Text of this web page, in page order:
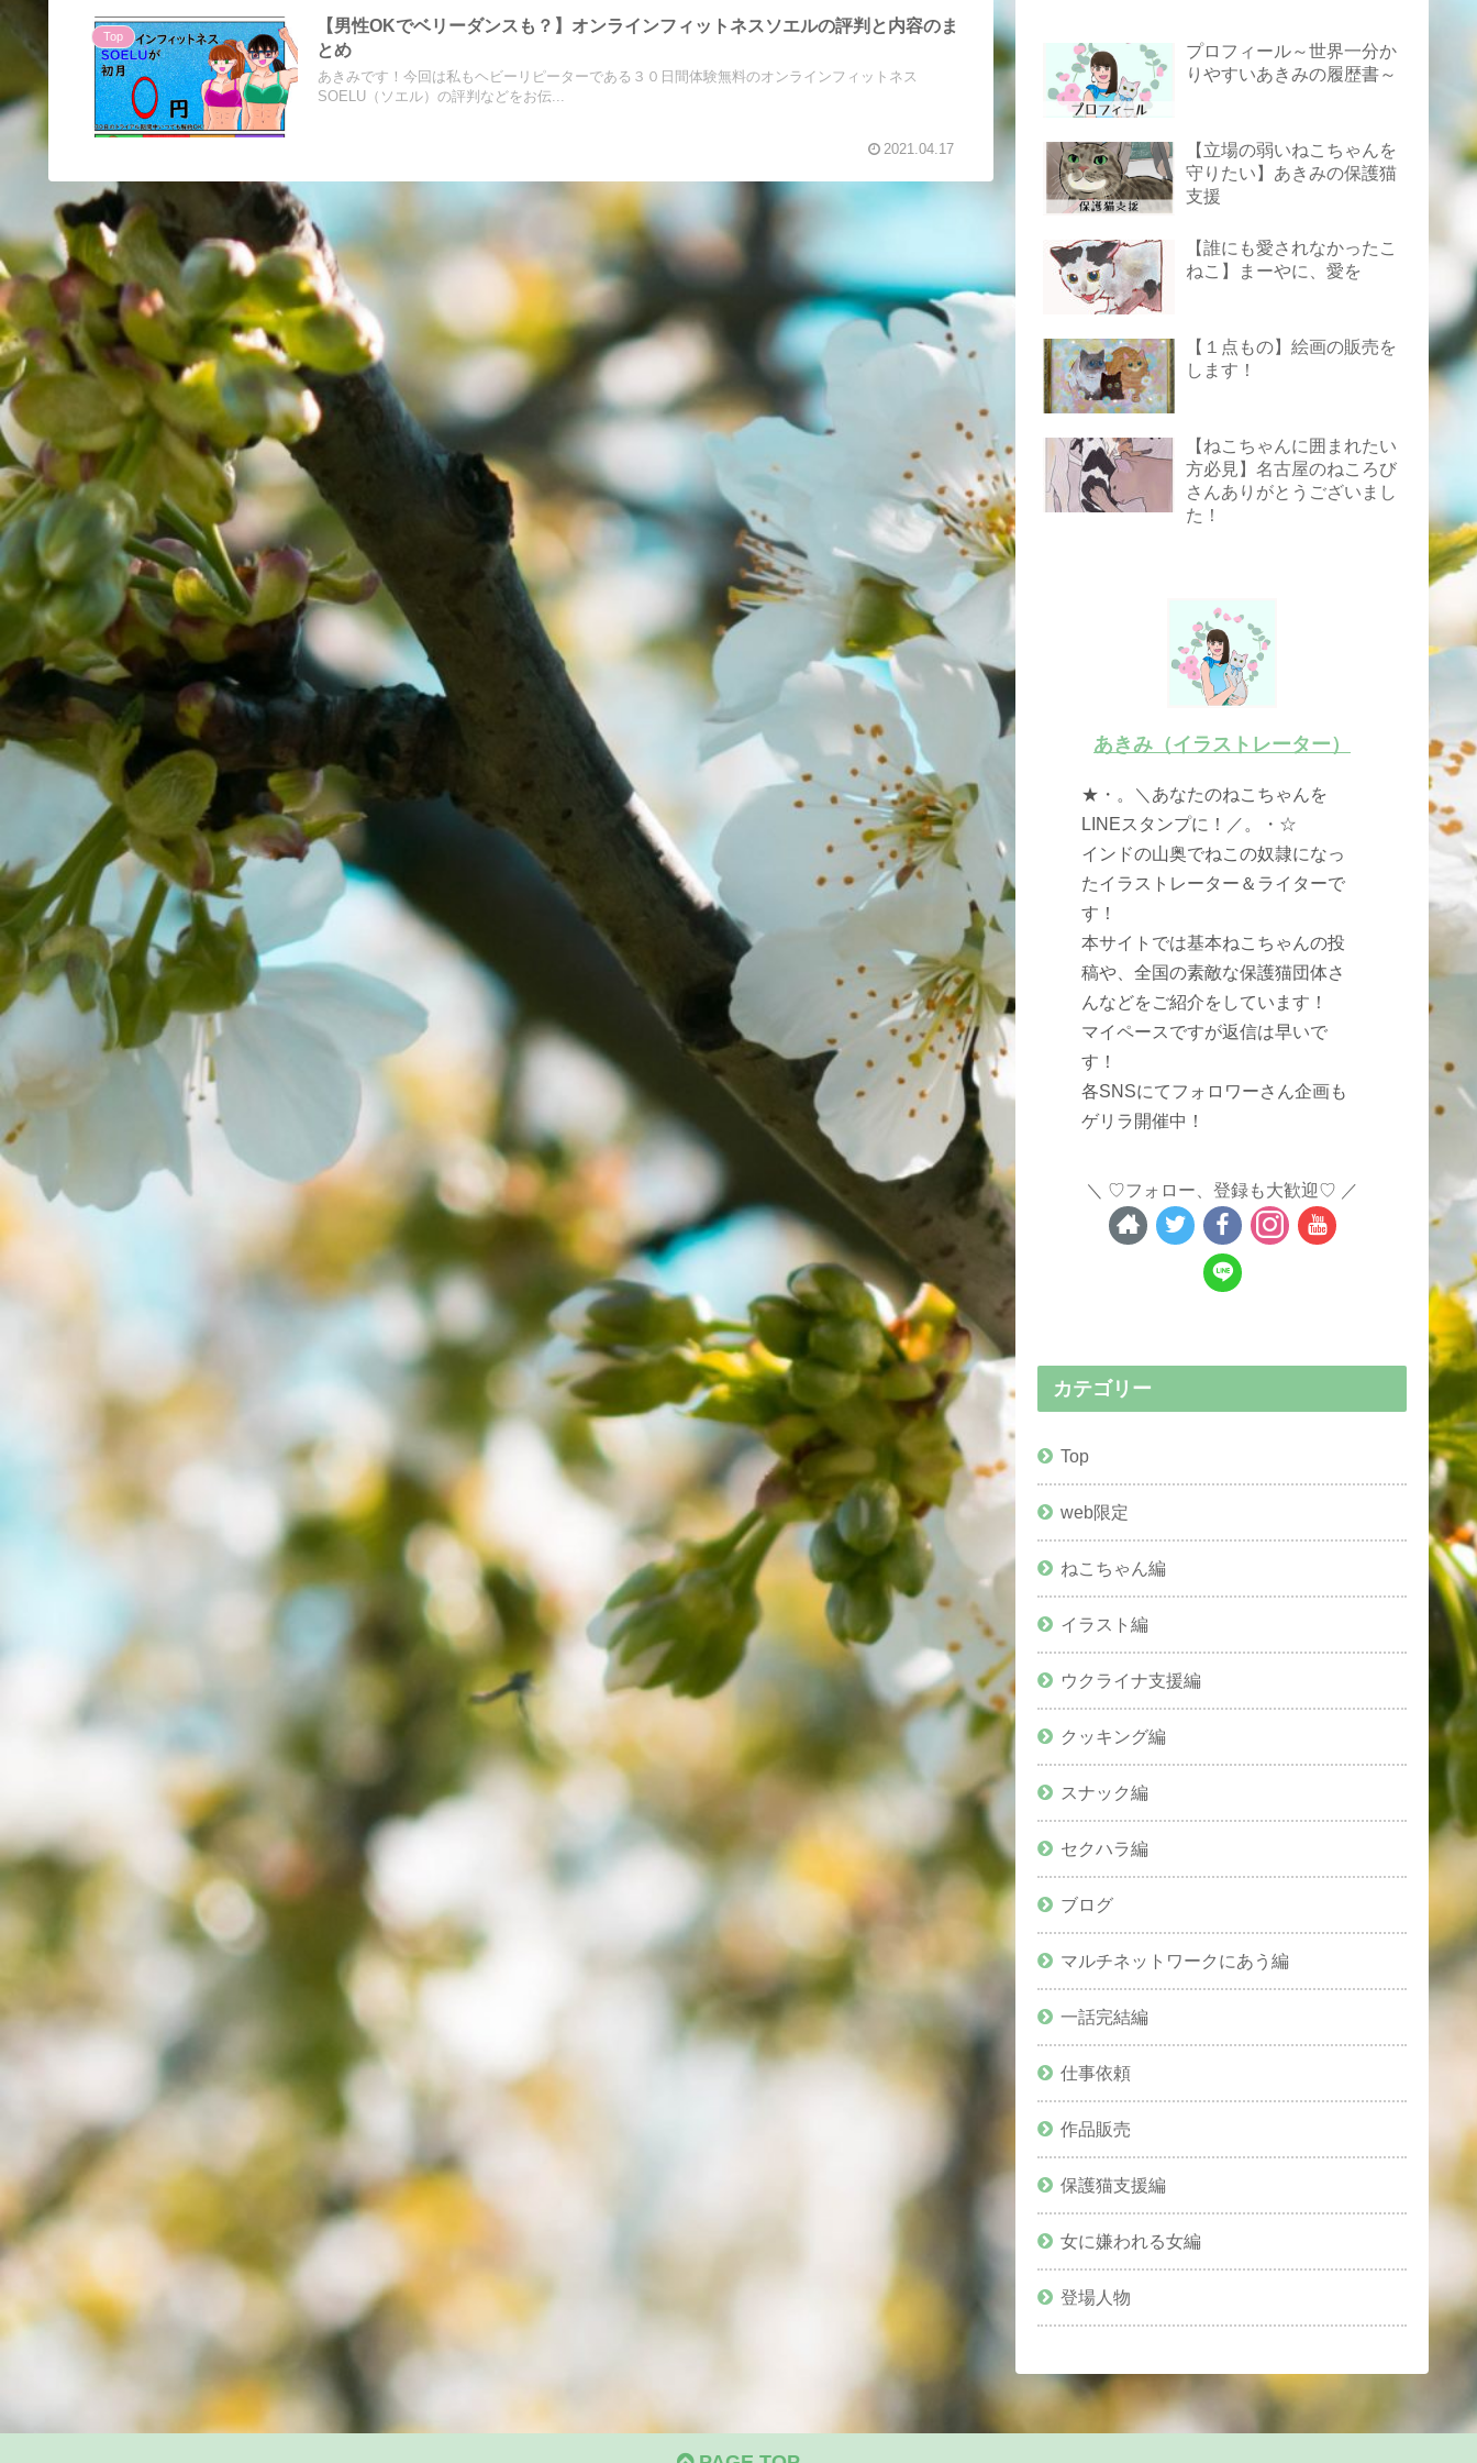
Top
【男性OKでベリーダンスも？】オンラインフィットネスソエルの評判と内容のま
とめ
あきみです！今回は私もヘビーリピーターである３０日間体験無料のオンラインフィットネス
SOELU（ソエル）の評判などをお伝...
2021.04.17
プロフィール～世界一分か
りやすいあきみの履歴書～
【立場の弱いねこちゃんを
守りたい】あきみの保護猫
支援
【誰にも愛されなかったこ
ねこ】まーやに、愛を
【１点もの】絵画の販売を
します！
【ねこちゃんに囲まれたい
方必見】名古屋のねころび
さんありがとうございまし
た！
あきみ（イラストレーター）
★・。＼あなたのねこちゃんを
LINEスタンプに！／。・☆
インドの山奥でねこの奴隷になっ
たイラストレーター＆ライターで
す！
本サイトでは基本ねこちゃんの投
稿や、全国の素敵な保護猫団体さ
んなどをご紹介をしています！
マイペースですが返信は早いで
す！
各SNSにてフォロワーさん企画も
ゲリラ開催中！
♡フォロー、登録も大歓迎♡
カテゴリー
Top
web限定
ねこちゃん編
イラスト編
ウクライナ支援編
クッキング編
スナック編
セクハラ編
ブログ
マルチネットワークにあう編
一話完結編
仕事依頼
作品販売
保護猫支援編
女に嫌われる女編
登場人物